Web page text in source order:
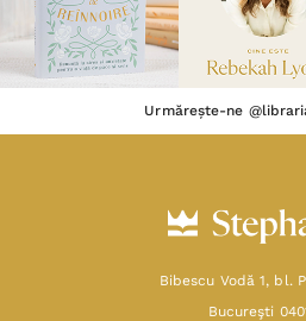
Urmărește-ne
Bibescu Vodă 1, bl.
Bucureşti